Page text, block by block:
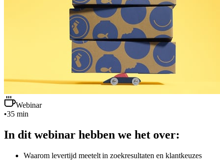
Webinar
•35 min
In dit webinar hebben we het over:
Waarom levertijd meetelt in zoekresultaten en klantkeuzes